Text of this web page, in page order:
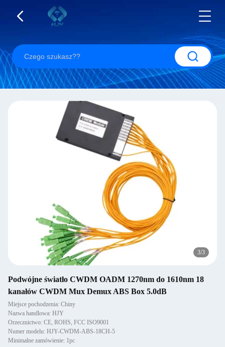
3/3
Podwójne światło CWDM OADM 1270nm do 1610nm 18
kanałów CWDM Mux Demux ABS Box 5.0dB
Miejsce pochodzenia: Chiny
Nazwa handlowa: HJY
Orzecznictwo: CE, ROHS, FCC ISO9001
Numer modelu: HJY-CWDM-ABS-18CH-5
Minimalne zamówienie: 1pc